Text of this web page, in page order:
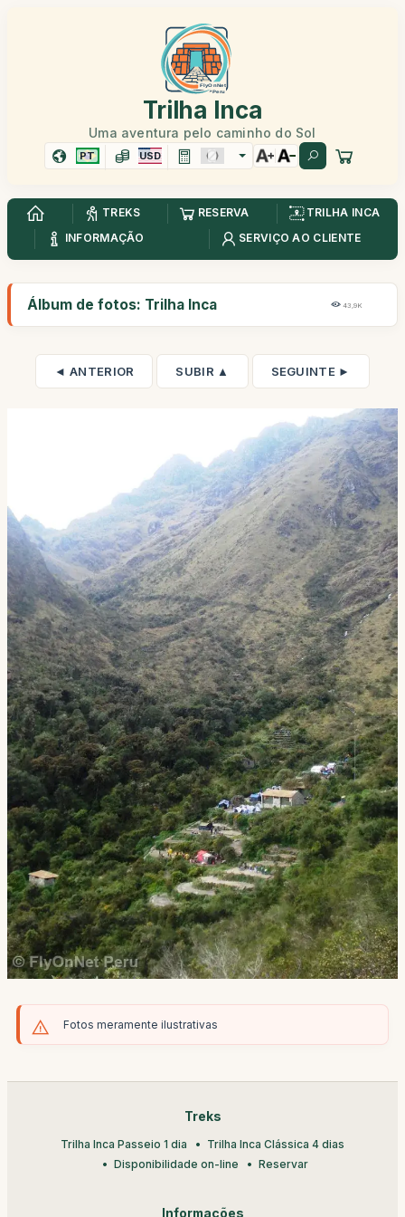
Trilha Inca
Uma aventura pelo caminho do Sol
PT USD
TREKS RESERVA
TRILHA INCA
INFORMAÇÃO
SERVIÇO AO CLIENTE
Álbum de fotos: Trilha Inca 43,9K
◄ ANTERIOR SUBIR ▲ SEGUINTE ►
Fotos meramente ilustrativas
Treks
Trilha Inca Passeio 1 dia
Trilha Inca Clássica 4 dias
Disponibilidade on-line
Reservar
Informações